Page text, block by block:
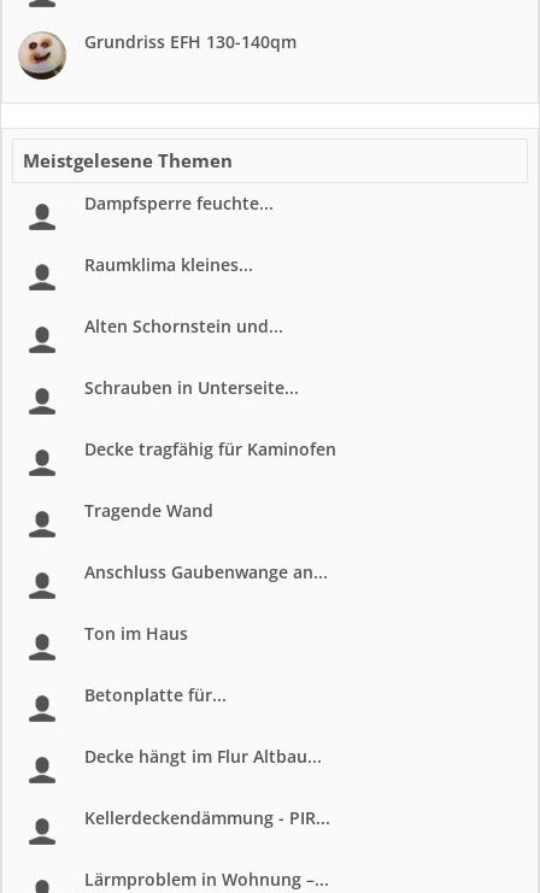
Grundriss EFH 130-140qm
Meistgelesene Themen
Dampfsperre feuchte...
Raumklima kleines...
Alten Schornstein und...
Schrauben in Unterseite...
Decke tragfähig für Kaminofen
Tragende Wand
Anschluss Gaubenwange an...
Ton im Haus
Betonplatte für...
Decke hängt im Flur Altbau...
Kellerdeckendämmung - PIR...
Lärmproblem in Wohnung –...